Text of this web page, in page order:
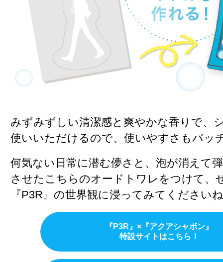
みずみずしい清潔感と爽やかな香りで、
使いいただけるので、使いやすさもバッ
何気ない日常に潜む儚さと、泡が消えて
させたこちらのオードトワレをつけて、
『P3R』の世界観に浸ってみてください
『P3R』×『アクアシャボン』
特設サイトはこちら！